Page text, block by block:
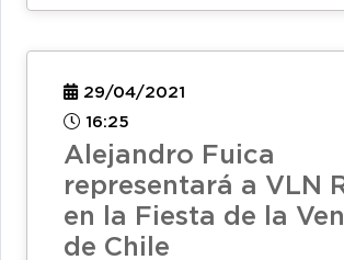
29/04/2021
16:25
Alejandro Fuica
representará a VLN
en la Fiesta de la
de Chile